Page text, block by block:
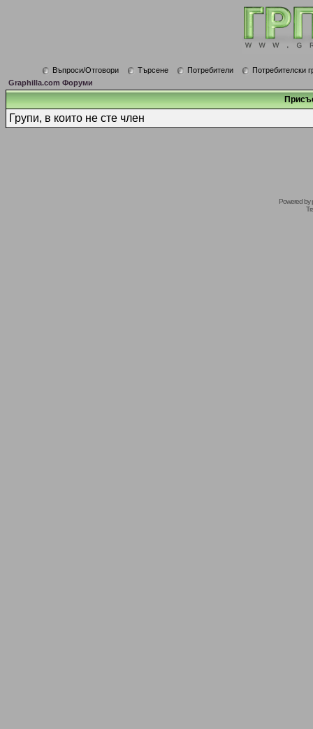
Въпроси/Отговори Търсене Потребители
Потребителски
Graphilla.com Форуми
Групи, в които не сте член
Powered by